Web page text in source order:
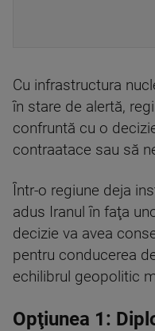
Cu infrastructura
în stare de alertă,
confruntă cu o
contraatace sau să
Într-o regiune deja
adus Iranul în faţa
decizie va avea
pentru conducerea
echilibrul geopolitic
Opţiunea 1: